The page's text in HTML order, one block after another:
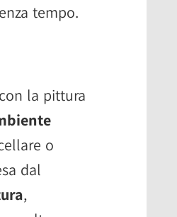
tempo.
la pittura
o
dal
,